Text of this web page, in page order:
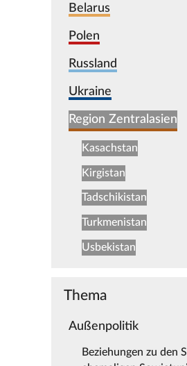
Belarus
Polen
Russland
Ukraine
Region Zentralasien
Kasachstan
Kirgistan
Tadschikistan
Turkmenistan
Usbekistan
Thema
Außenpolitik
Beziehungen zu den